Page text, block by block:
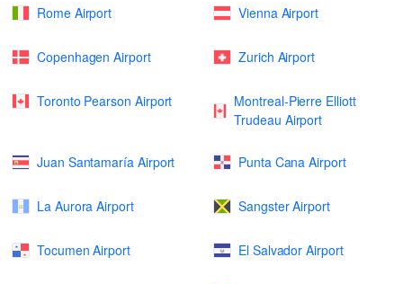
Rome Airport Vienna Airport
Copenhagen Airport Zurich Airport
Toronto Pearson Airport
Montreal-Pierre Elliott
Trudeau Airport
Juan Santamaría Airport Punta Cana Airport
La Aurora Airport Sangster Airport
Tocumen Airport El Salvador Airport